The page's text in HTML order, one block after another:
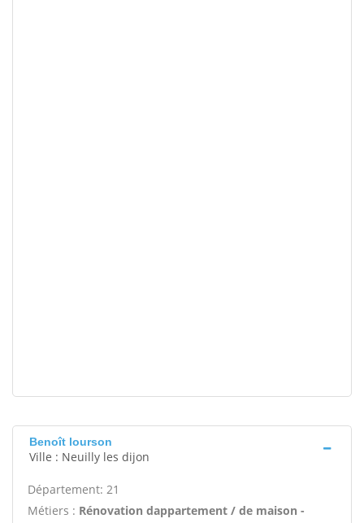
Benoît lourson
Ville : Neuilly les dijon
Département: 21
Métiers : Rénovation dappartement / de maison -